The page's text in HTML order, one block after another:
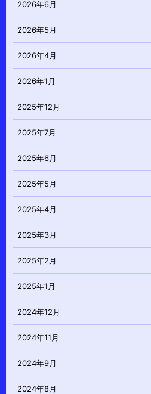
2026年6月
2026年5月
2026年4月
2026年1月
2025年12月
2025年7月
2025年6月
2025年5月
2025年4月
2025年3月
2025年2月
2025年1月
2024年12月
2024年11月
2024年9月
2024年8月